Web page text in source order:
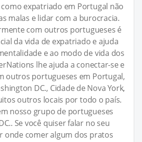
expatriado em Portugal não
malas e lidar com a burocracia.
com outros portugueses é
da vida de expatriado e ajuda
e ao modo de vida dos
lhe ajuda a conectar-se e
outros portugueses em Portugal,
DC., Cidade de Nova York,
outros locais por todo o país.
nosso grupo de portugueses
Se você quiser falar no seu
onde comer algum dos pratos